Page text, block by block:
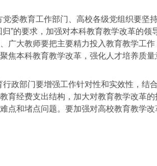
教育工作部门、高校各级党组织要坚
”的要求，加强对本科教育教学改革的
广大教师要把主要精力投入教育教学工
焦本科教育教学改革，强化人才培养质
部门要增强工作针对性和实效性，结
育经费支出结构，加大对教育教学改革
点和堵点问题。要加强对高校教育教学